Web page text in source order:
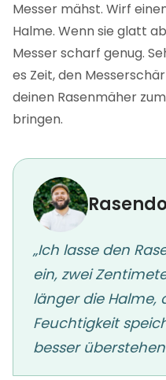
Messer mähst. Wirf
Halme. Wenn sie glatt
Messer scharf genug.
es Zeit, den
deinen Rasenmäher
bringen.
„Ich lasse den
ein, zwei
länger die Halme,
Feuchtigkeit
besser